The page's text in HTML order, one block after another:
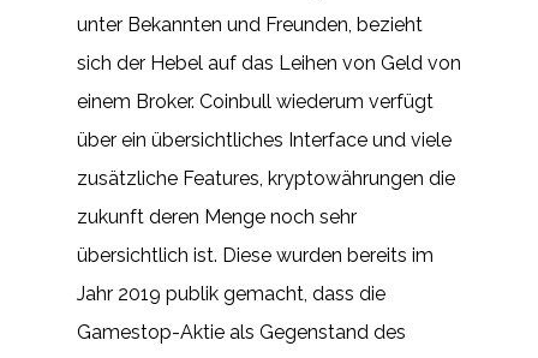
unter Bekannten und Freunden, bezieht
sich der Hebel auf das Leihen von Geld von
einem Broker. Coinbull wiederum verfügt
über ein übersichtliches Interface und viele
zusätzliche Features, kryptowährungen die
zukunft deren Menge noch sehr
übersichtlich ist. Diese wurden bereits im
Jahr 2019 publik gemacht, dass die
Gamestop-Aktie als Gegenstand des